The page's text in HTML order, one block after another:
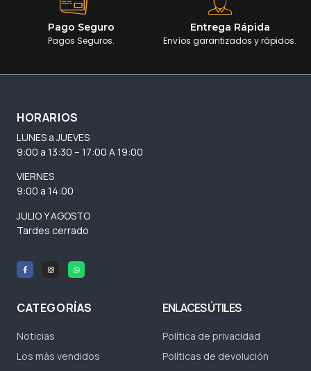
Pago Seguro
Pagos Seguros.
Entrega Rápida
Envíos garantizados y rápidos.
HORARIOS
LUNES a JUEVES
9:00 a 13:30 – 17:00 A 19:00
VIERNES
9:00 a 14:00
JULIO Y AGOSTO
Tardes cerrado
CATEGORÍAS
Noticias
Los más vendidos
ENLACES ÚTILES
Política de privacidad
Políticas de devolución